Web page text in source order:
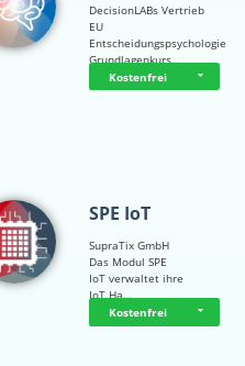
DecisionLABs Vertrieb
EU
Entscheidungspsychologie
Grundlagenkurs…
Kostenfrei
SPE IoT
SupraTix GmbH
Das Modul SPE
IoT verwaltet ihre
IoT Ha…
Kostenfrei